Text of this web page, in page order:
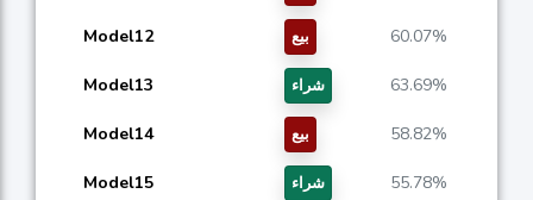
Model12 بيع 60.07%
Model13 شراء 63.69%
Model14 بيع 58.82%
Model15 شراء 55.78%